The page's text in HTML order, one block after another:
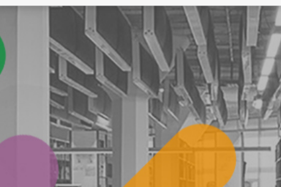
Biología
Geociencias
Informática
Matemática
Investigadores
Estudiantes
Egresados